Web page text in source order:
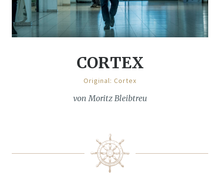
CORTEX
Original: Cortex
von Moritz Bleibtreu